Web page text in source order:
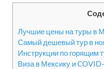
Лучшие цены на туры в
Самый дешевый тур в
Инструкции по горящим
Виза в Мексику и